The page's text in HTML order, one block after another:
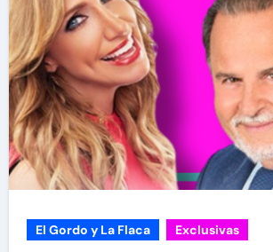
El Gordo y La Flaca Exclusivas